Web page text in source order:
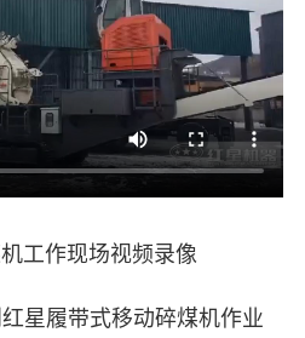
工作现场视频录像
星履带式移动碎煤机作业